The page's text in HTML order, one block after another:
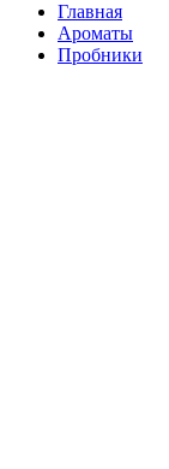
Главная
Ароматы
Пробники